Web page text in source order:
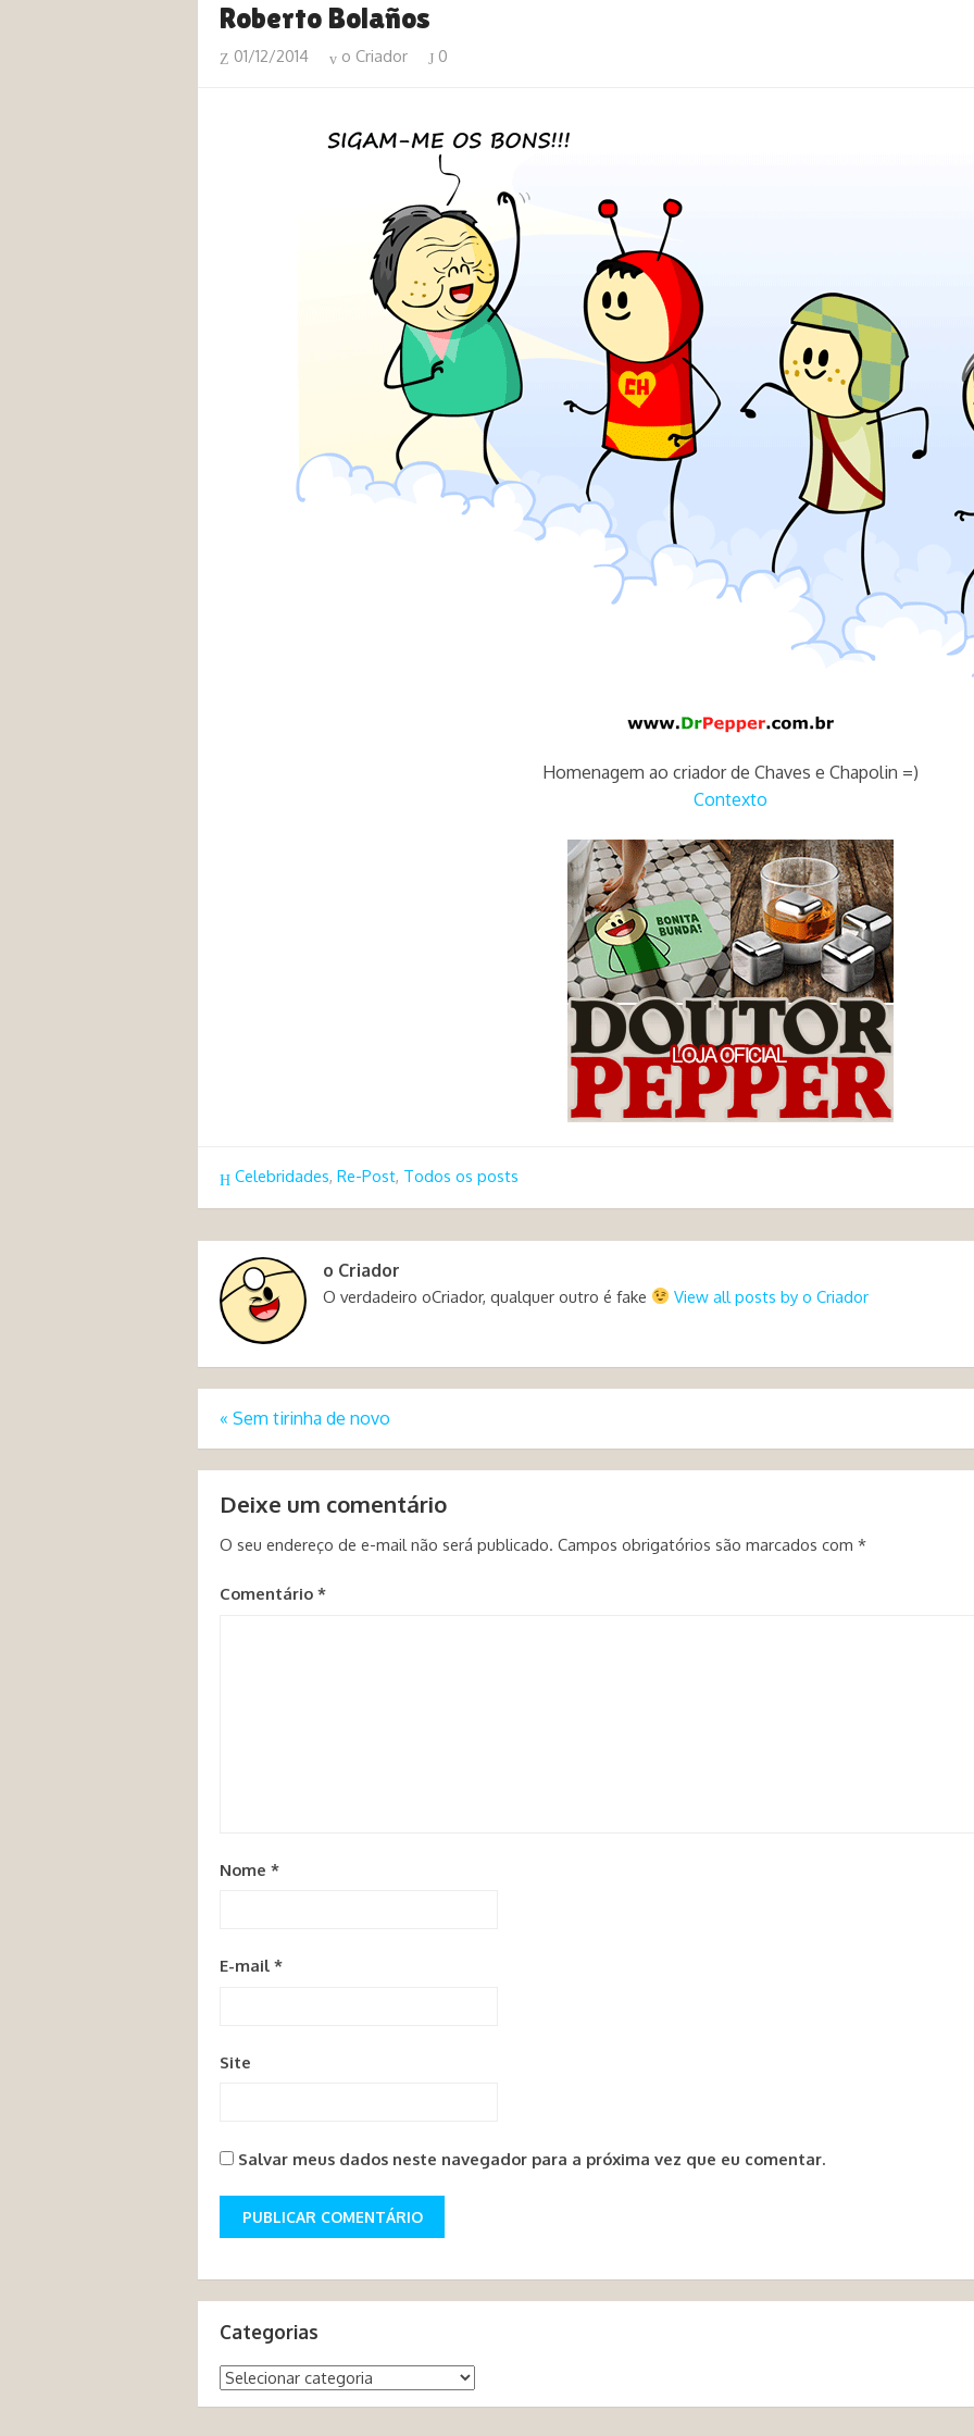
Roberto Bolaños
01/12/2014 o Criador 0
Homenagem ao criador de Chaves e Chapolin =)
Contexto
Celebridades, Re-Post, Todos os posts
o Criador
O verdadeiro oCriador, qualquer outro é fake View all posts by o Criador
« Sem tirinha de novo
Deixe um comentário
O seu endereço de e-mail não será publicado. Campos obrigatórios são marcados com *
Comentário *
Nome *
E-mail *
Site
Salvar meus dados neste navegador para a próxima vez que eu comentar.
Categorias
Categorias